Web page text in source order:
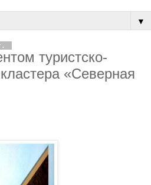
▼
туристско-
«Северная